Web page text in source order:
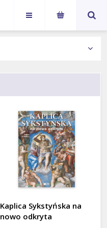
Jan Paweł
Kaplica Sykstyńska na
nowo odkryta